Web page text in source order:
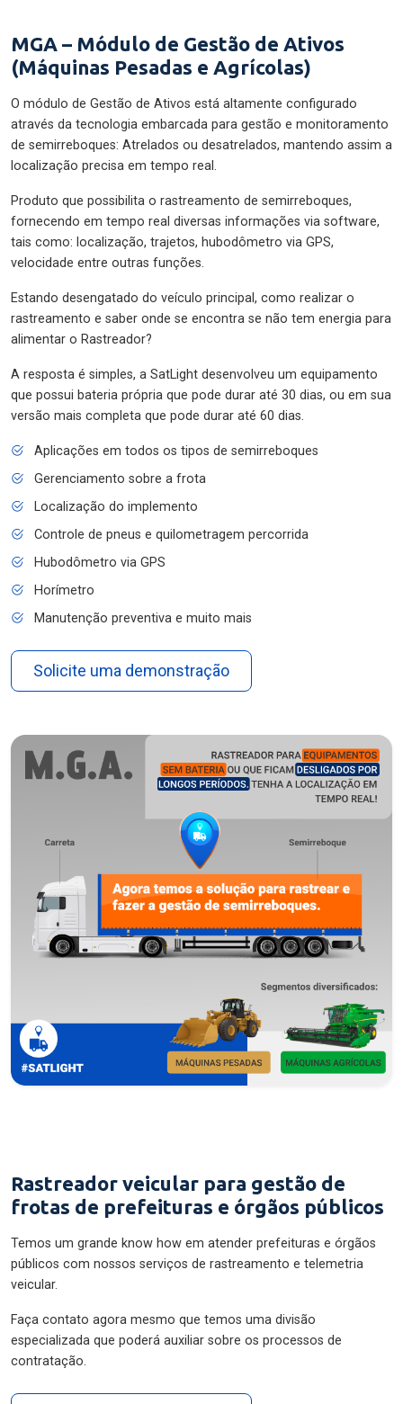
MGA – Módulo de Gestão de Ativos
(Máquinas Pesadas e Agrícolas)
O módulo de Gestão de Ativos está altamente configurado
através da tecnologia embarcada para gestão e monitoramento
de semirreboques: Atrelados ou desatrelados, mantendo assim a
localização precisa em tempo real.
Produto que possibilita o rastreamento de semirreboques,
fornecendo em tempo real diversas informações via software,
tais como: localização, trajetos, hubodômetro via GPS,
velocidade entre outras funções.
Estando desengatado do veículo principal, como realizar o
rastreamento e saber onde se encontra se não tem energia para
alimentar o Rastreador?
A resposta é simples, a SatLight desenvolveu um equipamento
que possui bateria própria que pode durar até 30 dias, ou em sua
versão mais completa que pode durar até 60 dias.
Aplicações em todos os tipos de semirreboques
Gerenciamento sobre a frota
Localização do implemento
Controle de pneus e quilometragem percorrida
Hubodômetro via GPS
Horímetro
Manutenção preventiva e muito mais
Solicite uma demonstração
Rastreador veicular para gestão de
frotas de prefeituras e órgãos públicos
Temos um grande know how em atender prefeituras e órgãos
públicos com nossos serviços de rastreamento e telemetria
veicular.
Faça contato agora mesmo que temos uma divisão
especializada que poderá auxiliar sobre os processos de
contratação.